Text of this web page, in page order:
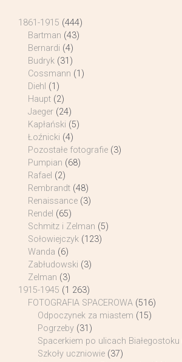
1861-1915 (444)
Bartman (43)
Bernardi (4)
Budryk (31)
Cossmann (1)
Diehl (1)
Haupt (2)
Jaeger (24)
Kapłański (5)
Łoźnicki (4)
Pozostałe fotografie (3)
Pumpian (68)
Rafael (2)
Rembrandt (48)
Renaissance (3)
Rendel (65)
Schmitz i Zelman (5)
Sołowiejczyk (123)
Wanda (6)
Zabłudowski (3)
Zelman (3)
1915-1945 (1 263)
FOTOGRAFIA SPACEROWA (516)
Odpoczynek za miastem (15)
Pogrzeby (31)
Spacerkiem po ulicach Białegostoku
Szkoły uczniowie (37)